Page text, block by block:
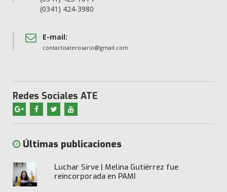
(0341) 424-3980
E-mail:
contactoaterosario@gmail.com
Redes Sociales ATE
Últimas publicaciones
Luchar Sirve | Melina Gutiérrez fue
reincorporada en PAMI